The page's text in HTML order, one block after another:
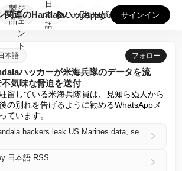
製
品
ジ
ェ
ン
ト
イラン関連のHandalaハッカーが米海兵隊のデータを流出、...
日
本
語
GooglePlay
AppStore サインイン
本語 フォロー
ハッカーが米海兵隊のデータを流
気味な脅迫を送付
留している米海兵隊員は、見知らぬ人から
の別れを告げるように勧めるWhatsAppメ
ています。
Iran-linked Handala hackers leak US Marines data, send chilling WhatsApp threats
日本語 RSS